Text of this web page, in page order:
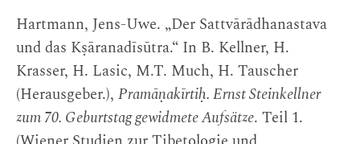
Hartmann, Jens-Uwe. „Der Sattvārādhanastava
und das Kṣāranadīsūtra.“ In B. Kellner, H.
Krasser, H. Lasic, M.T. Much, H. Tauscher
(Herausgeber.), Pramāṇakīrtiḥ. Ernst Steinkellner
zum 70. Geburtstag gewidmete Aufsätze. Teil 1.